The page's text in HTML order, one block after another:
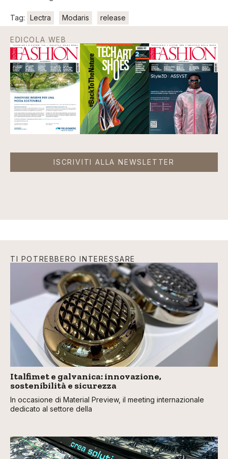
Tag: Lectra Modaris release
EDICOLA WEB
ISCRIVITI ALLA NEWSLETTER
TI POTREBBERO INTERESSARE
Italfimet e galvanica: innovazione,
sostenibilità e sicurezza
In occasione di Material Preview, il meeting internazionale
dedicato al settore della